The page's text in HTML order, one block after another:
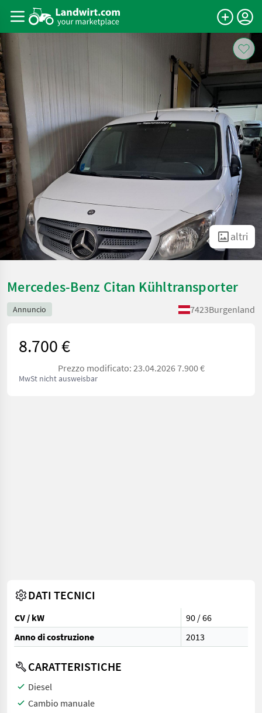
altri
Mercedes-Benz Citan Kühltransporter
Annuncio 7423Burgenland
8.700 €
Prezzo modificato: 23.04.2026 7.900 €
MwSt nicht ausweisbar
DATI TECNICI
CV / kW
90 / 66
Anno di costruzione
2013
CARATTERISTICHE
Diesel
Cambio manuale